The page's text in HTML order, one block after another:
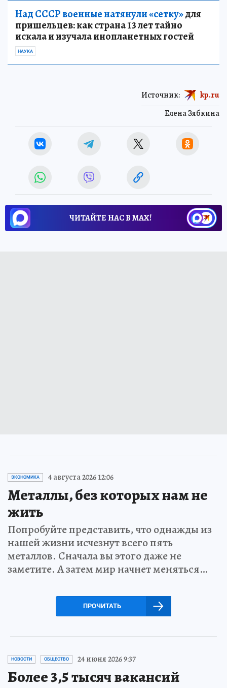
Над СССР военные натянули «сетку»для
пришельцев: как страна 13 лет тайно
искала и изучала инопланетных гостей
НАУКА
Елена Зябкина
Источник: kp.ru
ЧИТАЙТЕ НАС В МАХ!
ЭКОНОМИКА 4 августа 2026 12:06
Металлы, без которых нам не
жить
Попробуйте представить, что однажды из
нашей жизни исчезнут всего пять
металлов. Сначала вы этого даже не
заметите. А затем мир начнет меняться…
ПРОЧИТАТЬ
НОВОСТИ ОБЩЕСТВО 24 июня 2026 9:37
Более 3,5 тысяч вакансий